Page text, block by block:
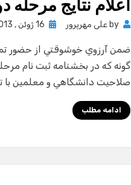
اعلام نتايج مرحله
by علی مهرپرور
Posted
16 ژوئن , 2013
ضمن آرزوي خوشوقتي از حضور
گونه كه در بخشنامه ثبت نام
صلاحيت دانشگاهي و معلمين با
ادامه مطلب